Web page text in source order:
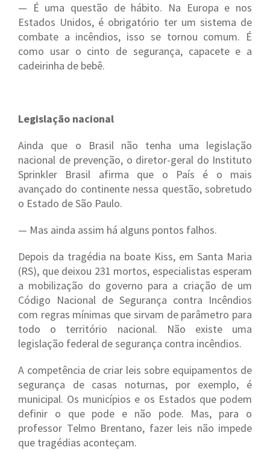
— É uma questão de hábito. Na Europa e nos
Estados Unidos, é obrigatório ter um sistema de
combate a incêndios, isso se tornou comum. É
como usar o cinto de segurança, capacete e a
cadeirinha de bebê.
Legislação nacional
Ainda que o Brasil não tenha uma legislação
nacional de prevenção, o diretor-geral do Instituto
Sprinkler Brasil afirma que o País é o mais
avançado do continente nessa questão, sobretudo
o Estado de São Paulo.
— Mas ainda assim há alguns pontos falhos.
Depois da tragédia na boate Kiss, em Santa Maria
(RS), que deixou 231 mortos, especialistas esperam
a mobilização do governo para a criação de um
Código Nacional de Segurança contra Incêndios
com regras mínimas que sirvam de parâmetro para
todo o território nacional. Não existe uma
legislação federal de segurança contra incêndios.
A competência de criar leis sobre equipamentos de
segurança de casas noturnas, por exemplo, é
municipal. Os municípios e os Estados que podem
definir o que pode e não pode. Mas, para o
professor Telmo Brentano, fazer leis não impede
que tragédias aconteçam.